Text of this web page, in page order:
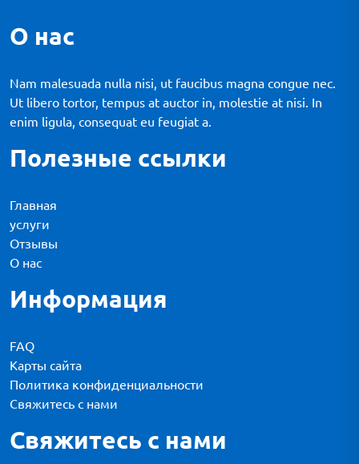
О нас
Nam malesuada nulla nisi, ut faucibus magna congue nec.
Ut libero tortor, tempus at auctor in, molestie at nisi. In
enim ligula, consequat eu feugiat a.
Полезные ссылки
Главная
услуги
Отзывы
О нас
Информация
FAQ
Карты сайта
Политика конфиденциальности
Свяжитесь с нами
Свяжитесь с нами